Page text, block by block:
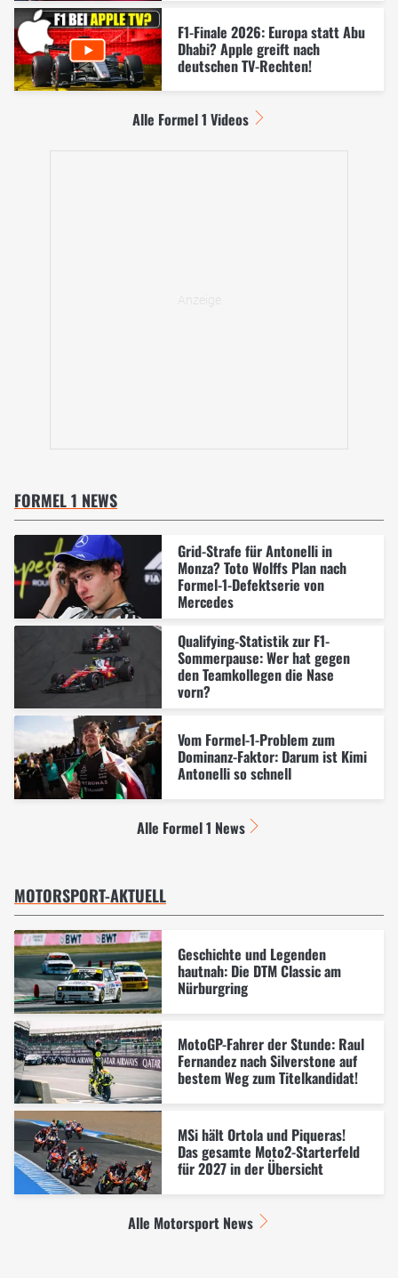
F1-Finale 2026: Europa statt Abu
Dhabi? Apple greift nach
deutschen TV-Rechten!
Alle Formel 1 Videos
FORMEL 1 NEWS
Grid-Strafe für Antonelli in
Monza? Toto Wolffs Plan nach
Formel-1-Defektserie von
Mercedes
Qualifying-Statistik zur F1-
Sommerpause: Wer hat gegen
den Teamkollegen die Nase
vorn?
Vom Formel-1-Problem zum
Dominanz-Faktor: Darum ist Kimi
Antonelli so schnell
Alle Formel 1 News
MOTORSPORT-AKTUELL
Geschichte und Legenden
hautnah: Die DTM Classic am
Nürburgring
MotoGP-Fahrer der Stunde: Raul
Fernandez nach Silverstone auf
bestem Weg zum Titelkandidat!
MSi hält Ortola und Piqueras!
Das gesamte Moto2-Starterfeld
für 2027 in der Übersicht
Alle Motorsport News